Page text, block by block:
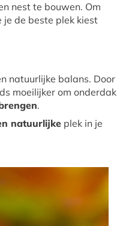
nest te bouwen. Om
de beste plek kiest
natuurlijke balans. Door
moeilijker om onderdak
.
natuurlijke plek in je